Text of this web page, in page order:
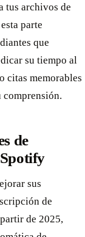
tus archivos de
parte
que
su tiempo al
citas memorables
comprensión.
de
sus
de
de 2025,